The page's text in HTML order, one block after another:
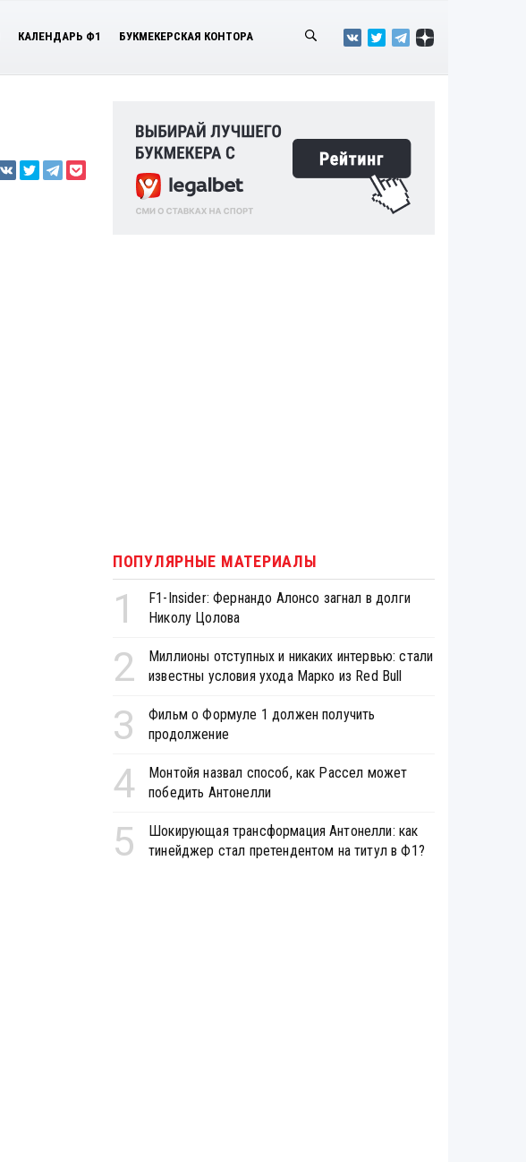
КАЛЕНДАРЬ Ф1 БУКМЕКЕРСКАЯ КОНТОРА
ПОПУЛЯРНЫЕ МАТЕРИАЛЫ
1
F1-Insider: Фернандо Алонсо загнал в долги
Николу Цолова
2
Миллионы отступных и никаких интервью: стали
известны условия ухода Марко из Red Bull
3
Фильм о Формуле 1 должен получить
продолжение
4
Монтойя назвал способ, как Рассел может
победить Антонелли
5
Шокирующая трансформация Антонелли: как
тинейджер стал претендентом на титул в Ф1?